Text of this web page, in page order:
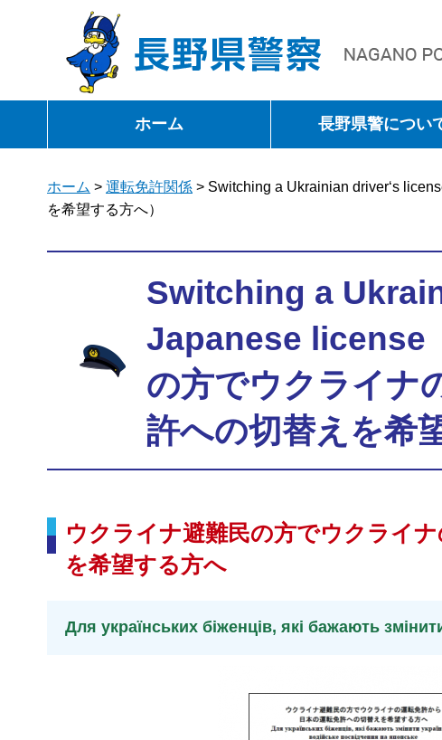
長野県警察
ホーム 長野県警につい
ホーム > 運転免許関係 > Switching a Ukrainian driver‘s
を希望する方へ）
Switching a
Japanese license
の方でウクライナ
許への切替えを希
ウクライナ避難民の方でウクライ
を希望する方へ
Для українських біженців, які бажають